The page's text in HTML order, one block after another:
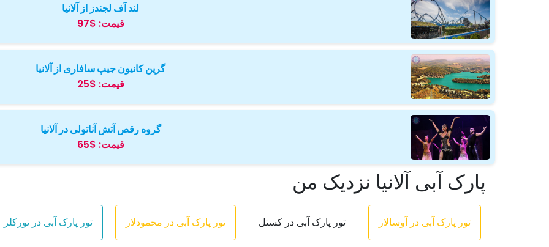
لند آف لجندز از آلانیا
قیمت: $97
گرین کانیون جیپ سافاری از آلانیا
قیمت: $25
گروه رقص آتش آناتولی در آلانیا
قیمت: $65
پارک آبی آلانیا نزدیک من
تور پارک آبی در آوسالار تور پارک آبی در کستل تور پارک آبی در محمودلار تور پارک آبی در تورکلر